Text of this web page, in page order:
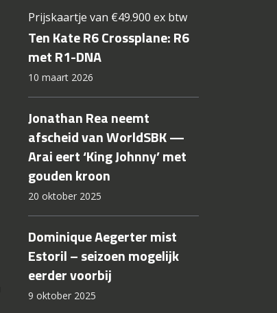
Prijskaartje van €49.900 ex btw
Ten Kate R6 Crossplane: R6
met R1-DNA
10 maart 2026
Jonathan Rea neemt
afscheid van WorldSBK —
Arai eert ‘King Johnny’ met
gouden kroon
20 oktober 2025
Dominique Aegerter mist
Estoril – seizoen mogelijk
eerder voorbij
9 oktober 2025